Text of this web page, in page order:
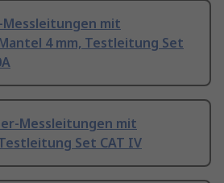
mit
4 mm, Testleitung Set
Messleitungen mit
Set CAT IV